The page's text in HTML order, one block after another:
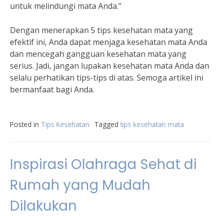
untuk melindungi mata Anda.”
Dengan menerapkan 5 tips kesehatan mata yang
efektif ini, Anda dapat menjaga kesehatan mata Anda
dan mencegah gangguan kesehatan mata yang
serius. Jadi, jangan lupakan kesehatan mata Anda dan
selalu perhatikan tips-tips di atas. Semoga artikel ini
bermanfaat bagi Anda.
Posted in Tips Kesehatan Tagged tips kesehatan mata
Inspirasi Olahraga Sehat di
Rumah yang Mudah
Dilakukan